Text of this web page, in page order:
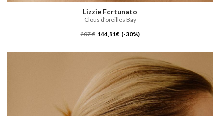
Lizzie Fortunato
Clous d’oreilles Bay
207 € 144,81€ (-30%)